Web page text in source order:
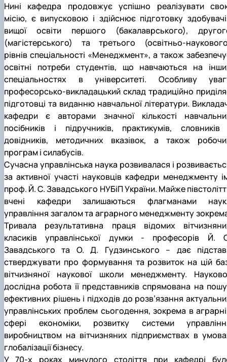
Нині кафедра продовжує успішно реалізувати
місію, є випусковою і здійснює підготовку
вищої освіти першого (бакалаврського),
(магістерського) та третього (освітньо-
рівнів спеціальності «Менеджмент», а також
освітні потреби студентів, що навчаються на
спеціальностях в університеті. Особливу
професорсько-викладацький склад традиційно
підготовці та виданню навчальної літератури.
кафедри є авторами значної кількості
посібників і підручників, практикумів, словників
довідників, методичних вказівок, а також
програм і силабусів.
Сучасна управлінська наука розвивалася і
за активної участі науковців кафедри менеджменту
проф. Й. С. Завадського НУБіП України. Майже
вчені кафедри залишаються флагманами
управління загалом та аграрного менеджменту
Тривала результативна праця відомих
класиків управлінської думки ‑ професорів Й.
Завадського та О. Д. Гудзинського – дає
стверджувати про формування та розвиток на цій
вітчизняної наукової школи менеджменту.
дослідна робота її представників спрямована на
ефективних рішень і підходів до розв’язання
управлінських проблем сьогодення, зокрема в
сфері економіки, розвитку системи
виробництвом на вітчизняних підприємствах в
глобалізації бізнесу.
У 70-х роках минулого століття при кафедрі